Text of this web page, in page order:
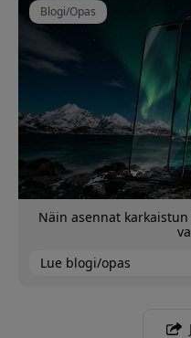
Blogi/Opas
Näin asennat
Lue blogi/opas